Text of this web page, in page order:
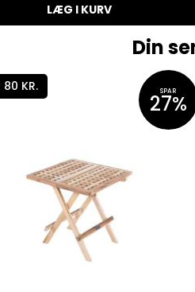
LÆG I KURV
Din
80 KR. SPAR
27%